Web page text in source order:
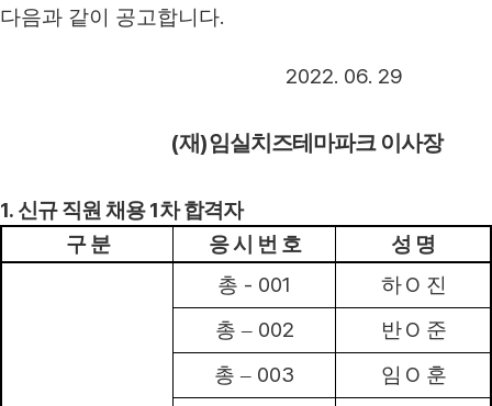
다음과 같이 공고합니다.
2022. 06. 29
(재)임실치즈테마파크 이사장
1. 신규 직원 채용1차 합격자
구 분
응 시 번 호 성 명
총 - 001 하O 진
총– 002 반O 준
총– 003 임 O 훈